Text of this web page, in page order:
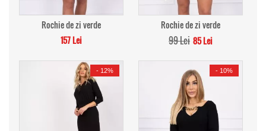
Rochie de zi verde
157 Lei
Rochie de zi verde
99 Lei 85 Lei
- 12% - 10%